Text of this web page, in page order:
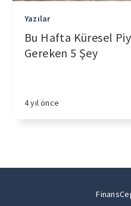
Yazılar
Bu Hafta Küresel
Gereken 5 Şey
4 yıl önce